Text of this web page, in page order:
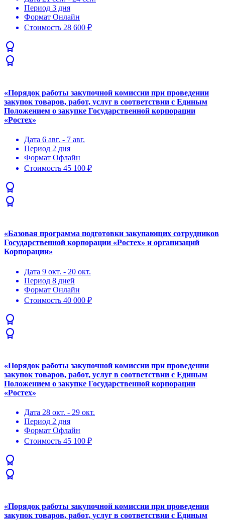
Период 3 дня
Формат Онлайн
Стоимость 28 600 ₽
«Порядок рaботы закупочной комиссии при проведении
закупок товаров, работ, услуг в соответствии с Единым
Положением о закупке Государственной корпорации
«Ростех»
Дата 6 авг. - 7 авг.
Период 2 дня
Формат Офлайн
Стоимость 45 100 ₽
«Базовая программа подготовки закупающих сотрудников
Государственной корпорации «Ростех» и организаций
Корпорации»
Дата 9 окт. - 20 окт.
Период 8 дней
Формат Онлайн
Стоимость 40 000 ₽
«Порядок рaботы закупочной комиссии при проведении
закупок товаров, работ, услуг в соответствии с Единым
Положением о закупке Государственной корпорации
«Ростех»
Дата 28 окт. - 29 окт.
Период 2 дня
Формат Офлайн
Стоимость 45 100 ₽
«Порядок рaботы закупочной комиссии при проведении
закупок товаров, работ, услуг в соответствии с Единым